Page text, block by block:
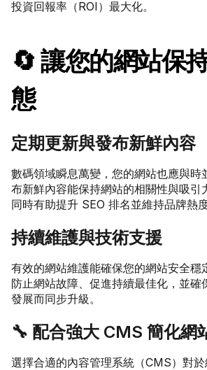
投資回報率（ROI）最大化。
🔄 讓您的網站保
態
定期更新與發布新鮮內容
數碼領域瞬息萬變，您的網站也應與時
布新鮮內容能保持網站的相關性與吸引
同時有助提升 SEO 排名並維持品牌熱度
持續維護與技術支援
有效的網站維護能確保您的網站安全穩
防止網站故障、促進持續最佳化，並確
發展而同步升級。
🔧 配合強大 CMS 簡化網
選擇合適的內容管理系統（CMS）對